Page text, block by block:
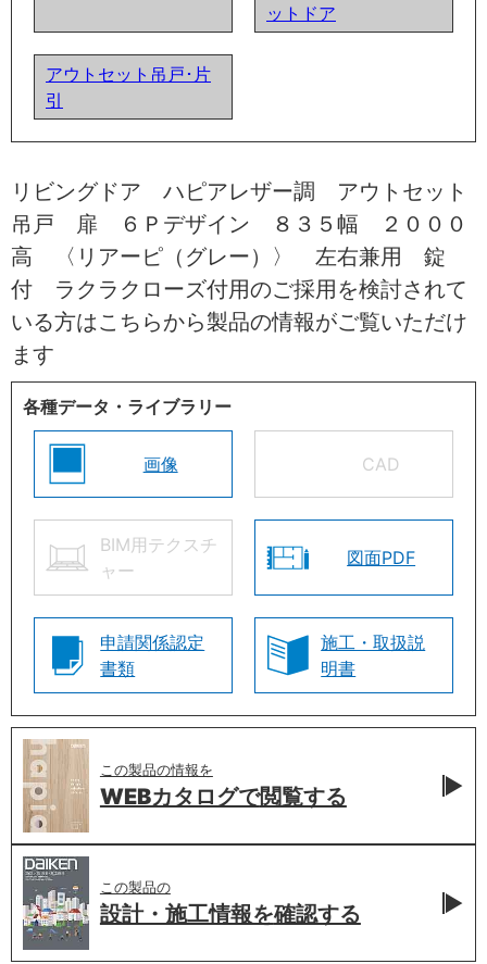
ットドア
アウトセット吊戸･片
引
リビングドア ハピアレザー調 アウトセット
吊戸 扉 ６Ｐデザイン ８３５幅 ２０００
高 〈リアーピ（グレー）〉 左右兼用 錠
付 ラクラクローズ付用のご採用を検討されて
いる方はこちらから製品の情報がご覧いただけ
ます
各種データ・ライブラリー
画像 CAD
BIM用テクスチ
ャー
図面PDF
申請関係認定
書類
施工・取扱説
明書
この製品の情報を
WEBカタログで閲覧する
この製品の
設計・施工情報を確認する